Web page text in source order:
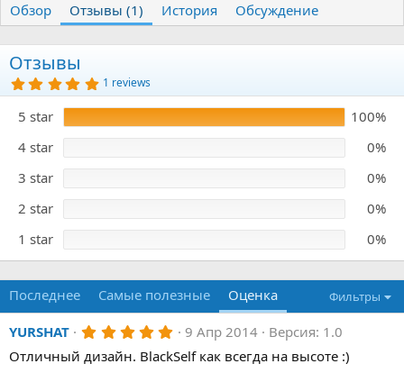
т
о
р
т
а
с
д
а
н
и
я
Обзор Отзывы (1) История Обсуждение
Отзывы
5
.
0
0
з
ё
з
1 reviews
5 star
100%
4 star
0%
3 star
0%
2 star
0%
1 star
0%
Последнее Самые полезные Оценка Фильтры
YURSHAT 5
0
9 Апр 2014
Версия: 1.0
Отличный дизайн. BlackSelf как всегда на высоте :)